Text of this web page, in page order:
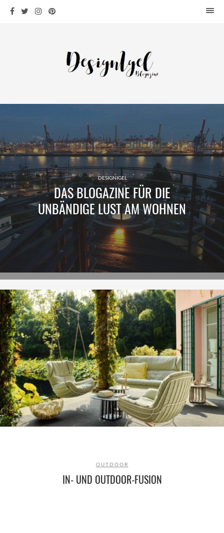
WOHNEN
KÜCHE
KINDERKRAM
DEKO
OUTDOOR
ARCHITEKTUR
ÜBER MICH
KONTAKT
DESIGNIGEL
DAS BLOGAZINE FÜR DIE
UNBÄNDIGE LUST AM WOHNEN
OUTDOOR
IN- UND OUTDOOR-FUSION